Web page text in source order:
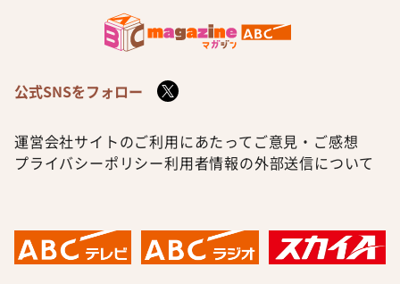
公式SNSをフォロー
運営会社サイトのご利用にあたって ご意見・ご感想
プライバシーポリシー利用者情報の外部送信について